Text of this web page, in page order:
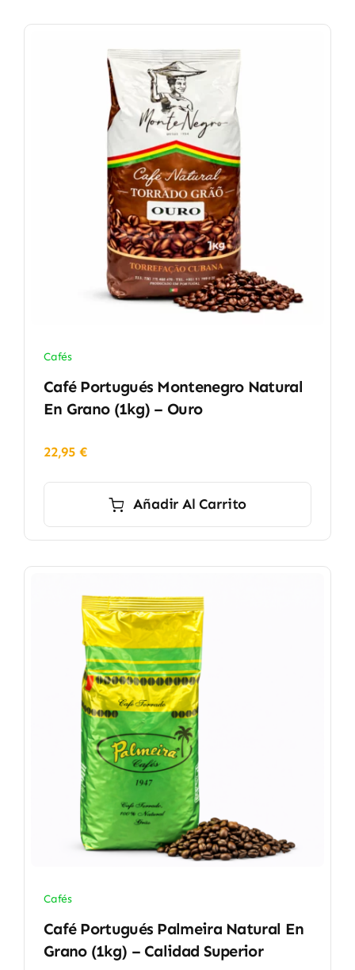
Cafés
Café Portugués Montenegro Natural
En Grano (1kg) – Ouro
22,95 €
Añadir Al Carrito
Cafés
Café Portugués Palmeira Natural En
Grano (1kg) – Calidad Superior